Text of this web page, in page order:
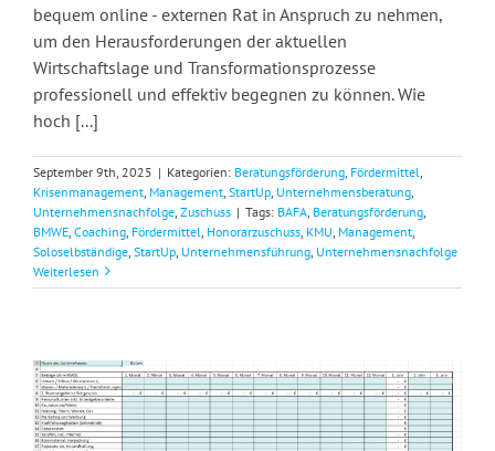
bequem online - externen Rat in Anspruch zu nehmen,
um den Herausforderungen der aktuellen
Wirtschaftslage und Transformationsprozesse
professionell und effektiv begegnen zu können. Wie
hoch [...]
September 9th, 2025 | Kategorien: Beratungsförderung Fördermittel
Krisenmanagement Management StartUp Unternehmensberatung
Unternehmensnachfolge Zuschuss | Tags: BAFA Beratungsförderung
BMWE Coaching Fördermittel Honorarzuschuss KMU Management
Soloselbständige StartUp Unternehmensführung Unternehmensnachfolge
Weiterlesen